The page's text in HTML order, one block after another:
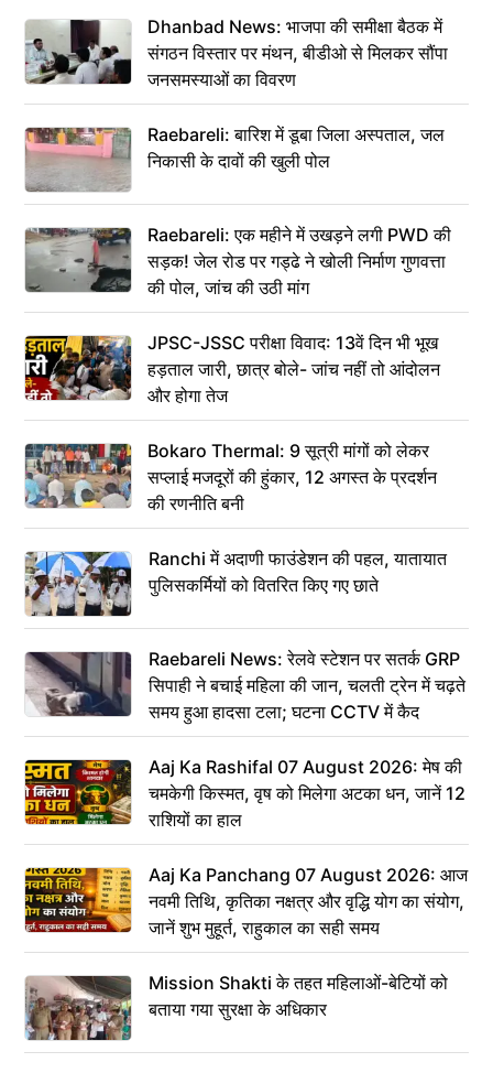
Dhanbad News: भाजपा की समीक्षा बैठक में
संगठन विस्तार पर मंथन, बीडीओ से मिलकर सौंपा
जनसमस्याओं का विवरण
Raebareli: बारिश में डूबा जिला अस्पताल, जल
निकासी के दावों की खुली पोल
Raebareli: एक महीने में उखड़ने लगी PWD की
सड़क! जेल रोड पर गड्ढे ने खोली निर्माण गुणवत्ता
की पोल, जांच की उठी मांग
JPSC-JSSC परीक्षा विवाद: 13वें दिन भी भूख
हड़ताल जारी, छात्र बोले- जांच नहीं तो आंदोलन
और होगा तेज
Bokaro Thermal: 9 सूत्री मांगों को लेकर
सप्लाई मजदूरों की हुंकार, 12 अगस्त के प्रदर्शन
की रणनीति बनी
Ranchi में अदाणी फाउंडेशन की पहल, यातायात
पुलिसकर्मियों को वितरित किए गए छाते
Raebareli News: रेलवे स्टेशन पर सतर्क GRP
सिपाही ने बचाई महिला की जान, चलती ट्रेन में चढ़ते
समय हुआ हादसा टला; घटना CCTV में कैद
Aaj Ka Rashifal 07 August 2026: मेष की
चमकेगी किस्मत, वृष को मिलेगा अटका धन, जानें 12
राशियों का हाल
Aaj Ka Panchang 07 August 2026: आज
नवमी तिथि, कृतिका नक्षत्र और वृद्धि योग का संयोग,
जानें शुभ मुहूर्त, राहुकाल का सही समय
Mission Shakti के तहत महिलाओं-बेटियों को
बताया गया सुरक्षा के अधिकार